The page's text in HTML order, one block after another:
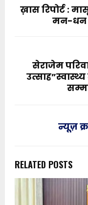
ख़ास रिपोर्ट :
मन-धन
सेराजेम
न्यूज़
RELATED POSTS